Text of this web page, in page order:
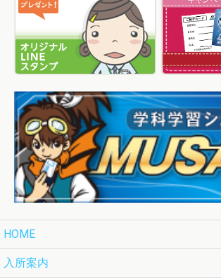
HOME
入所案内